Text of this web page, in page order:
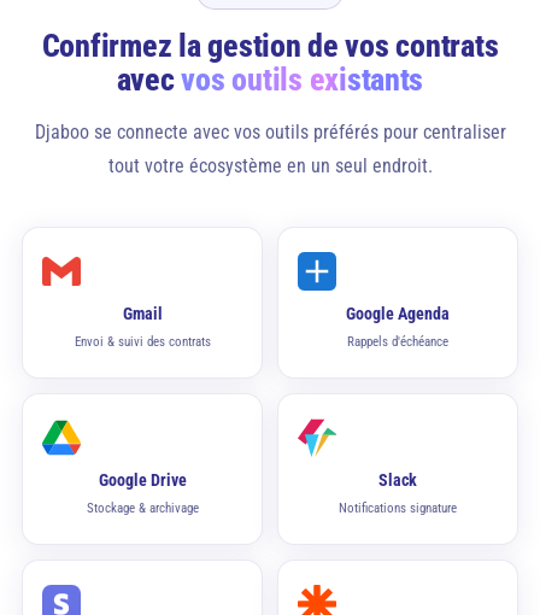
Confirmez la gestion de vos contrats
avecvos outils existants
Djaboo se connecte avec vos outils préférés pour centraliser
tout votre écosystème en un seul endroit.
Gmail
Envoi & suivi des contrats
Google Agenda
Rappels d'échéance
Google Drive
Stockage & archivage
Slack
Notifications signature